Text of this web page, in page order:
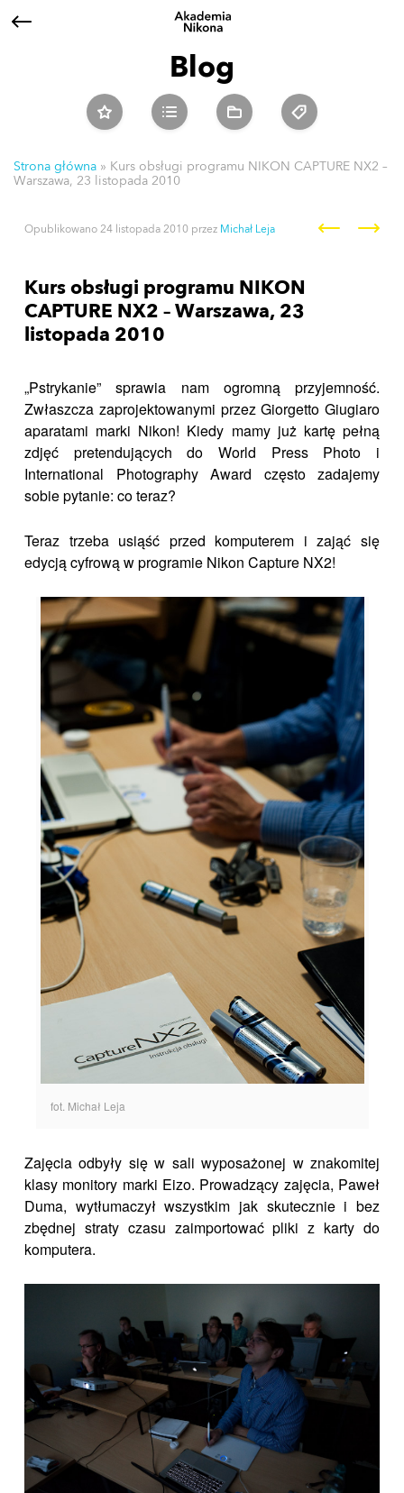
Blog
Strona główna » Kurs obsługi programu NIKON CAPTURE NX2 –
Warszawa, 23 listopada 2010
Nawigacja po wpisach
Kurs obsługi programu NIKON
CAPTURE NX2 – Warszawa, 23
listopada 2010
Opublikowano 24 listopada 2010 przez Michał Leja
„Pstrykanie” sprawia nam ogromną przyjemność.
Zwłaszcza zaprojektowanymi przez Giorgetto Giugiaro
aparatami marki Nikon! Kiedy mamy już kartę pełną
zdjęć pretendujących do World Press Photo i
International Photography Award często zadajemy
sobie pytanie: co teraz?
Teraz trzeba usiąść przed komputerem i zająć się
edycją cyfrową w programie Nikon Capture NX2!
fot. Michał Leja
Zajęcia odbyły się w sali wyposażonej w znakomitej
klasy monitory marki Eizo. Prowadzący zajęcia, Paweł
Duma, wytłumaczył wszystkim jak skutecznie i bez
zbędnej straty czasu zaimportować pliki z karty do
komputera.